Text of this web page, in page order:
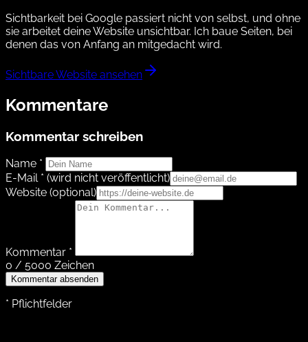
Sichtbarkeit bei Google passiert nicht von selbst, und ohne
sie arbeitet deine Website unsichtbar. Ich baue Seiten, bei
denen das von Anfang an mitgedacht wird.
Sichtbare Website ansehen
Kommentare
Kommentar schreiben
Name *
E-Mail * (wird nicht veröffentlicht)
Website (optional)
Kommentar *
0 / 5000 Zeichen
Kommentar absenden
* Pflichtfelder